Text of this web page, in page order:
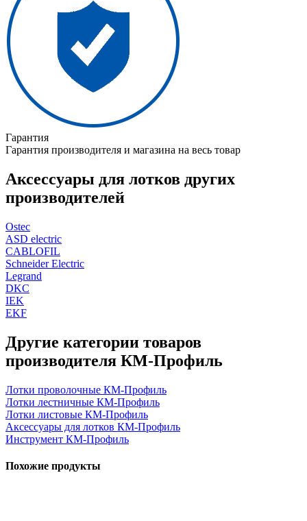
Гарантия
Гарантия производителя и магазина на весь товар
Аксессуары для лотков других
производителей
Ostec
ASD electric
CABLOFIL
Schneider Electric
Legrand
DKC
IEK
EKF
Другие категории товаров
производителя КМ-Профиль
Лотки проволочные КМ-Профиль
Лотки лестничные КМ-Профиль
Лотки листовые КМ-Профиль
Аксессуары для лотков КМ-Профиль
Инструмент КМ-Профиль
Похожие продукты